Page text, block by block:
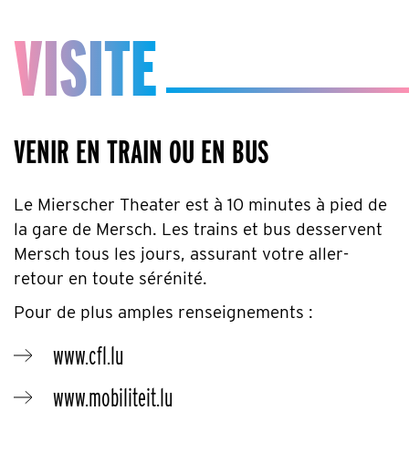
VISITE
VENIR EN TRAIN OU EN BUS
Le Mierscher Theater est à 10 minutes à pied de
la gare de Mersch. Les trains et bus desservent
Mersch tous les jours, assurant votre aller-
retour en toute sérénité.
Pour de plus amples renseignements :
www.cfl.lu
www.mobiliteit.lu